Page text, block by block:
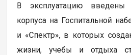
В эксплуатацию
корпуса на Госпитальной
и «Спектр», в которых
жизни, учебы и отдыха